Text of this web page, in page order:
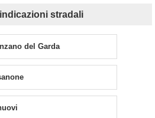
stradali
del Garda